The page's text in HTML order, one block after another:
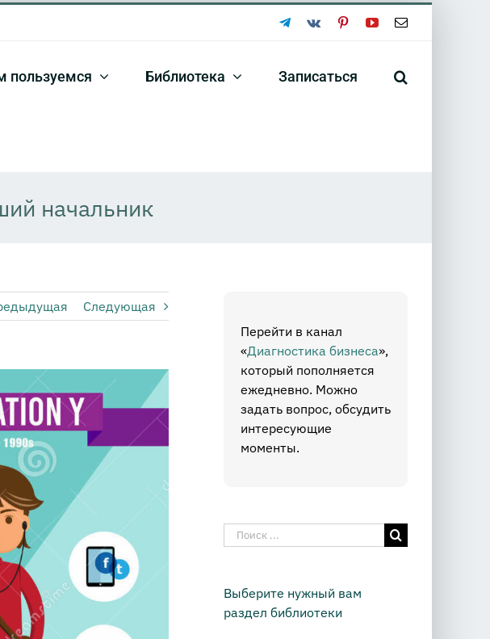
Telegram
Vk PinterestYouTubeEmail
пользуемся Библиотека Записаться
начальник
Следующая
Перейти в канал
«Диагностика бизнеса»,
который пополняется
ежедневно. Можно
задать вопрос, обсудить
интересующие
моменты.
Результат
поиска:
Выберите нужный вам
раздел библиотеки